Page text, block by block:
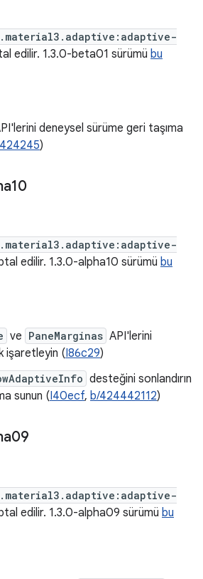
edilir. 1.3.0-beta01 sürümü bu
deneysel sürüme geri taşıma
)
edilir. 1.3.0-alpha10 sürümü bu
ve PaneMarginas API'lerini
işaretleyin (I86c29)
desteğini sonlandırın
sunun (I40ecf, b/424442112)
edilir. 1.3.0-alpha09 sürümü bu